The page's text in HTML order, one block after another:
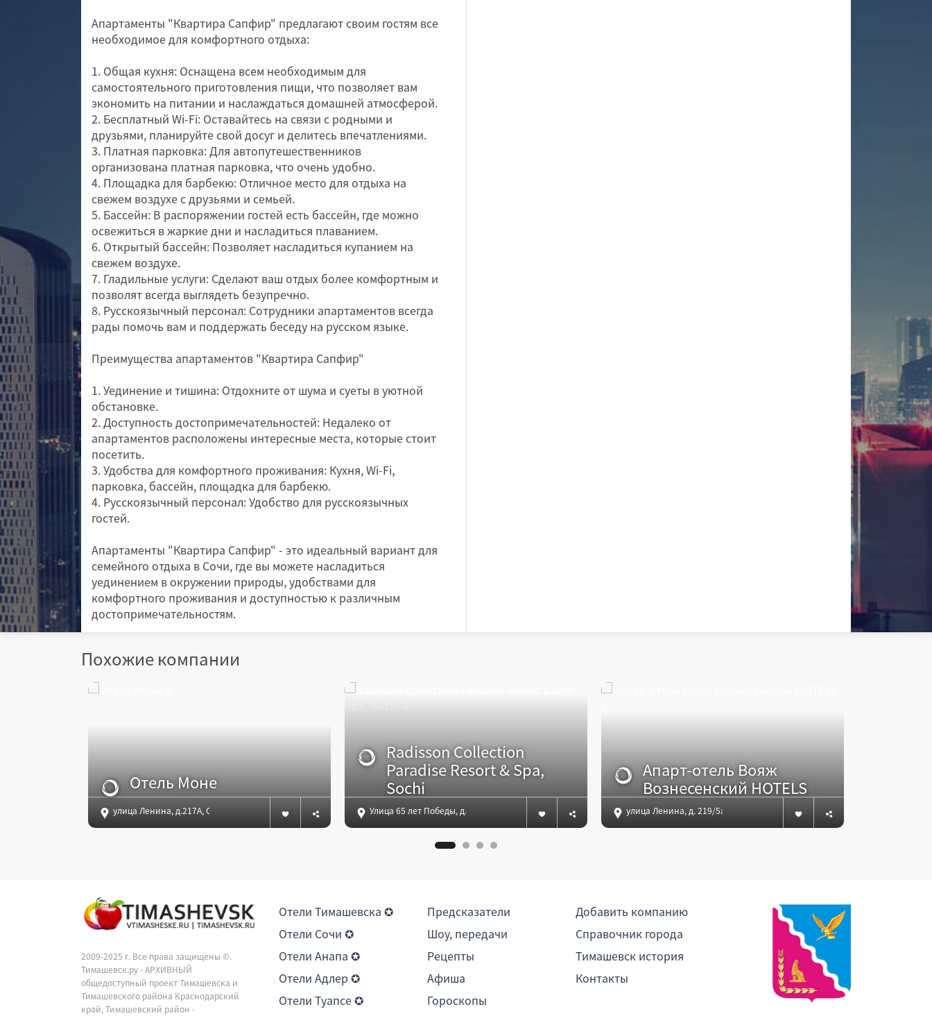
Апартаменты "Квартира Сапфир" предлагают своим гостям все
необходимое для комфортного отдыха:
1. Общая кухня: Оснащена всем необходимым для
самостоятельного приготовления пищи, что позволяет вам
экономить на питании и наслаждаться домашней атмосферой.
2. Бесплатный Wi-Fi: Оставайтесь на связи с родными и
друзьями, планируйте свой досуг и делитесь впечатлениями.
3. Платная парковка: Для автопутешественников
организована платная парковка, что очень удобно.
4. Площадка для барбекю: Отличное место для отдыха на
свежем воздухе с друзьями и семьей.
5. Бассейн: В распоряжении гостей есть бассейн, где можно
освежиться в жаркие дни и насладиться плаванием.
6. Открытый бассейн: Позволяет насладиться купанием на
свежем воздухе.
7. Гладильные услуги: Сделают ваш отдых более комфортным и
позволят всегда выглядеть безупречно.
8. Русскоязычный персонал: Сотрудники апартаментов всегда
рады помочь вам и поддержать беседу на русском языке.
Преимущества апартаментов "Квартира Сапфир"
1. Уединение и тишина: Отдохните от шума и суеты в уютной
обстановке.
2. Доступность достопримечательностей: Недалеко от
апартаментов расположены интересные места, которые стоит
посетить.
3. Удобства для комфортного проживания: Кухня, Wi-Fi,
парковка, бассейн, площадка для барбекю.
4. Русскоязычный персонал: Удобство для русскоязычных
гостей.
Апартаменты "Квартира Сапфир" - это идеальный вариант для
семейного отдыха в Сочи, где вы можете насладиться
уединением в окружении природы, удобствами для
комфортного проживания и доступностью к различным
достопримечательностям.
Похожие компании
Отель Моне
улица Ленина, д.217А, Сочи
Radisson Collection
Paradise Resort & Spa,
Sochi
Улица 65 лет Победы, д. 50, Адлер
Апарт-отель Вояж
Вознесенский HOTELS
улица Ленина, д. 219/5а, Сочи
2009-2025 г. Все права защищены ©.
Тимашевск.ру - АРХИВНЫЙ
общедоступный проект Тимашевска и
Тимашевского района Краснодарский
край, Тимашевский район -
Отели Тимашевска ✪
Отели Сочи ✪
Отели Анапа ✪
Отели Адлер ✪
Отели Туапсе ✪
Предсказатели
Шоу, передачи
Рецепты
Афиша
Гороскопы
Добавить компанию
Справочник города
Тимашевск история
Контакты